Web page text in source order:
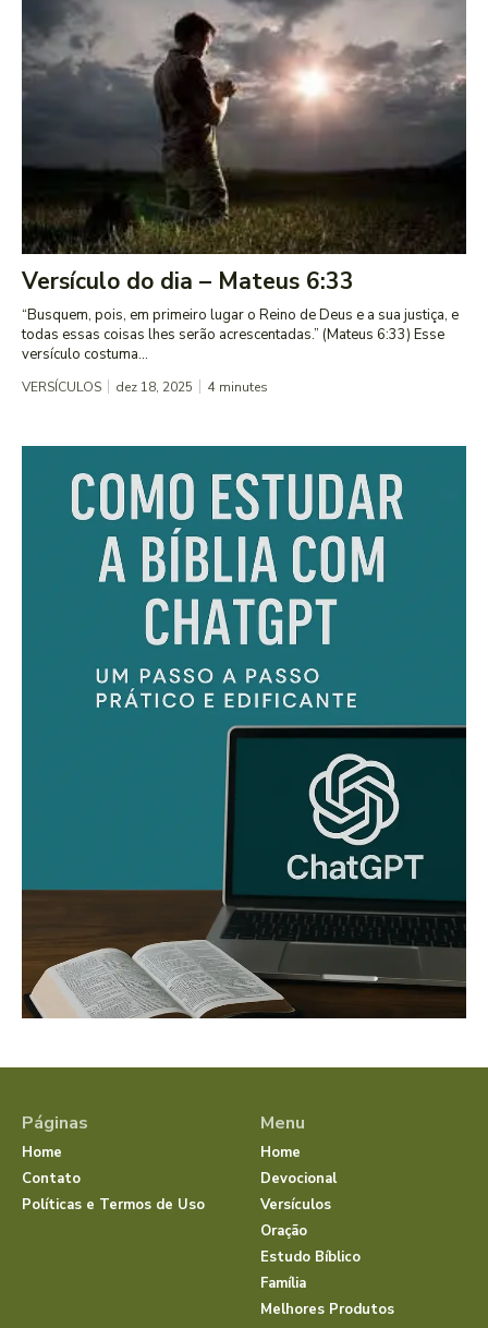
Versículo do dia – Mateus 6:33
“Busquem, pois, em primeiro lugar o Reino de Deus e a sua justiça, e
todas essas coisas lhes serão acrescentadas.” (Mateus 6:33) Esse
versículo costuma...
VERSÍCULOS dez 18, 2025 4 minutes
Páginas
Home
Contato
Políticas e Termos de Uso
Menu
Home
Devocional
Versículos
Oração
Estudo Bíblico
Família
Melhores Produtos